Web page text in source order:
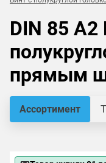
DIN 85 A2
прямым
Ассортимент